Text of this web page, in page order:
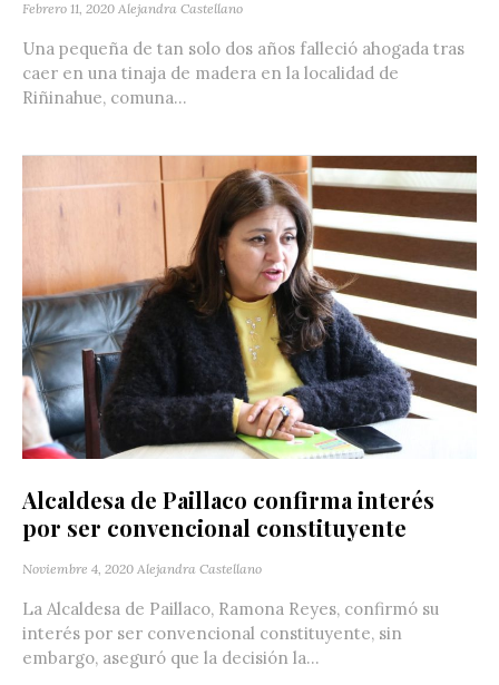
Febrero 11, 2020 Alejandra Castellano
Una pequeña de tan solo dos años falleció ahogada tras
caer en una tinaja de madera en la localidad de
Riñinahue, comuna...
Alcaldesa de Paillaco confirma interés
por ser convencional constituyente
Noviembre 4, 2020 Alejandra Castellano
La Alcaldesa de Paillaco, Ramona Reyes, confirmó su
interés por ser convencional constituyente, sin
embargo, aseguró que la decisión la...